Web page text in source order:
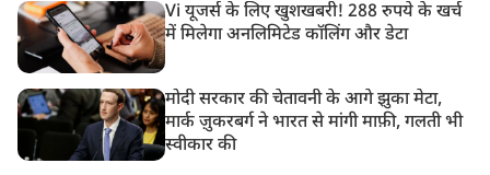
Vi यूजर्स के लिए खुशखबरी! 288 रुपये के खर्च
में मिलेगा अनलिमिटेड कॉलिंग और डेटा
मोदी सरकार की चेतावनी के आगे झुका मेटा,
मार्क ज़ुकरबर्ग ने भारत से मांगी माफ़ी, गलती भी
स्वीकार की